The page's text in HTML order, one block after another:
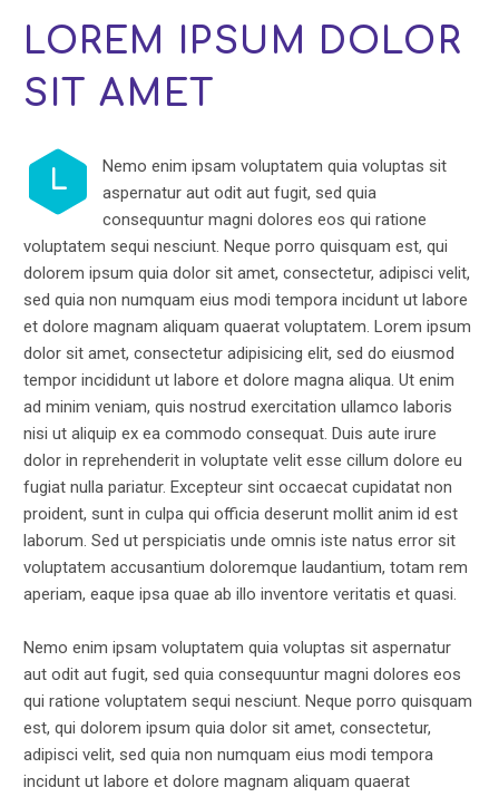
LOREM IPSUM DOLOR
SIT AMET
L
Nemo enim ipsam voluptatem quia voluptas sit
aspernatur aut odit aut fugit, sed quia
consequuntur magni dolores eos qui ratione
voluptatem sequi nesciunt. Neque porro quisquam est, qui
dolorem ipsum quia dolor sit amet, consectetur, adipisci velit,
sed quia non numquam eius modi tempora incidunt ut labore
et dolore magnam aliquam quaerat voluptatem. Lorem ipsum
dolor sit amet, consectetur adipisicing elit, sed do eiusmod
tempor incididunt ut labore et dolore magna aliqua. Ut enim
ad minim veniam, quis nostrud exercitation ullamco laboris
nisi ut aliquip ex ea commodo consequat. Duis aute irure
dolor in reprehenderit in voluptate velit esse cillum dolore eu
fugiat nulla pariatur. Excepteur sint occaecat cupidatat non
proident, sunt in culpa qui officia deserunt mollit anim id est
laborum. Sed ut perspiciatis unde omnis iste natus error sit
voluptatem accusantium doloremque laudantium, totam rem
aperiam, eaque ipsa quae ab illo inventore veritatis et quasi.
Nemo enim ipsam voluptatem quia voluptas sit aspernatur
aut odit aut fugit, sed quia consequuntur magni dolores eos
qui ratione voluptatem sequi nesciunt. Neque porro quisquam
est, qui dolorem ipsum quia dolor sit amet, consectetur,
adipisci velit, sed quia non numquam eius modi tempora
incidunt ut labore et dolore magnam aliquam quaerat